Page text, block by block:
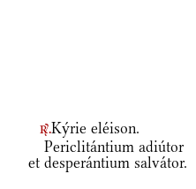
r.Kýrie eléison.
Periclitántium adiútor
et desperántium salvátor.